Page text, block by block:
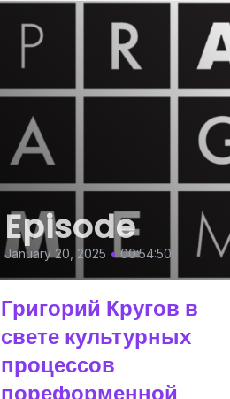
Episode
January 20, 2025 • 00:54:50
Григорий Кругов в
свете культурных
процессов
пореформенной